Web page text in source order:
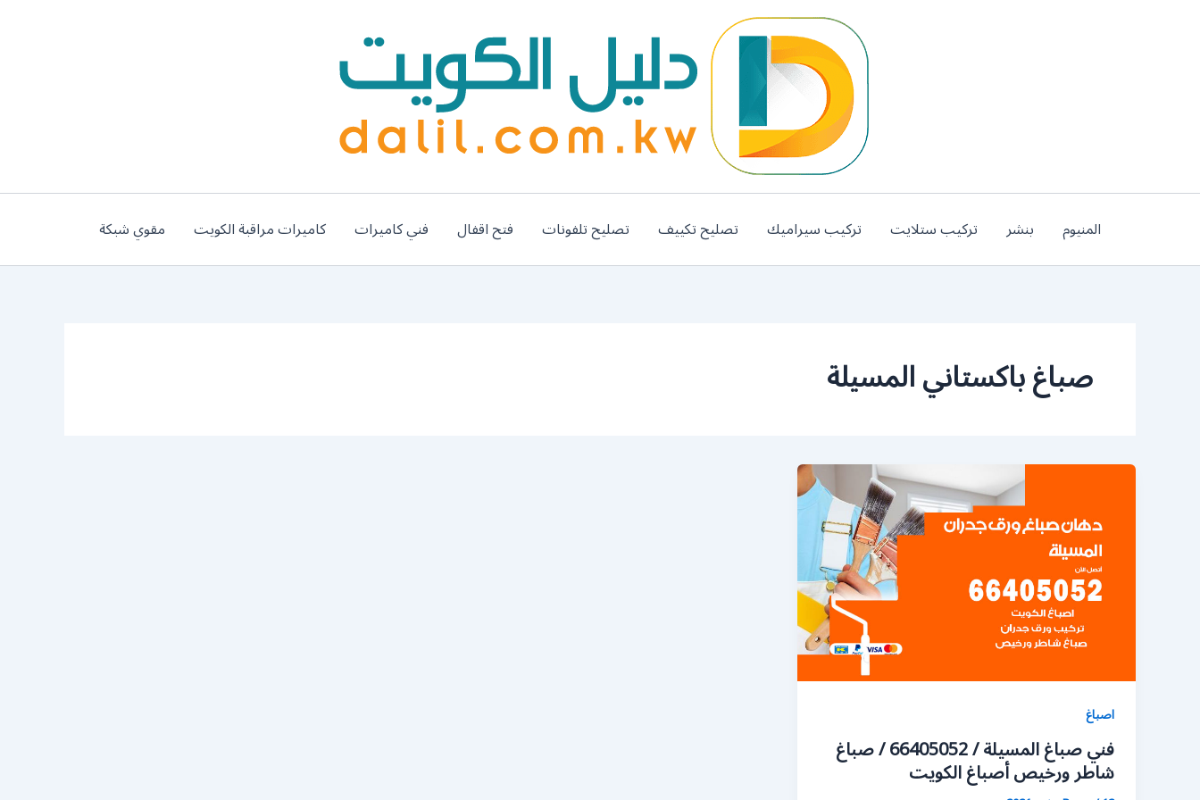
المنيوم بنشر تركيب ستلايت تركيب سيراميك تصليح تكييف تصليح تلفونات فتح اقفال فني كاميرات كاميرات مراقبة الكويت مقوي شبكة
صباغ باكستاني المسيلة
اصباغ
فني صباغ المسيلة / 66405052 / صباغ
شاطر ورخيص أصباغ الكويت